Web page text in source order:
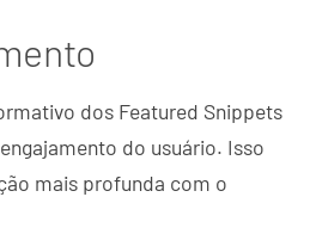
dos Featured Snippets
do usuário. Isso
mais profunda com o